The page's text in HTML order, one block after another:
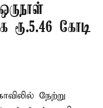
கோடி
நேற்று